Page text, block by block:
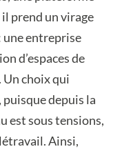
prend un virage
une entreprise
d’espaces de
choix qui
depuis la
est sous tensions,
Ainsi,